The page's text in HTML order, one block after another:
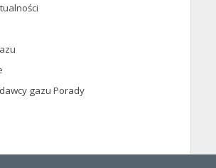
gazu Porady